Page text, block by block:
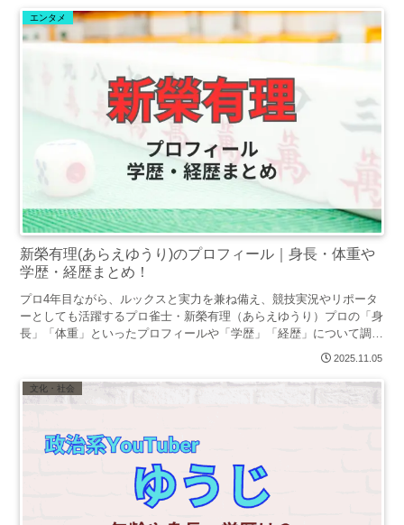
エンタメ
新榮有理(あらえゆうり)のプロフィール｜身長・体重や
学歴・経歴まとめ！
プロ4年目ながら、ルックスと実力を兼ね備え、競技実況やリポータ
ーとしても活躍するプロ雀士・新榮有理（あらえゆうり）プロの「身
長」「体重」といったプロフィールや「学歴」「経歴」について調査
2025.11.05
文化・社会